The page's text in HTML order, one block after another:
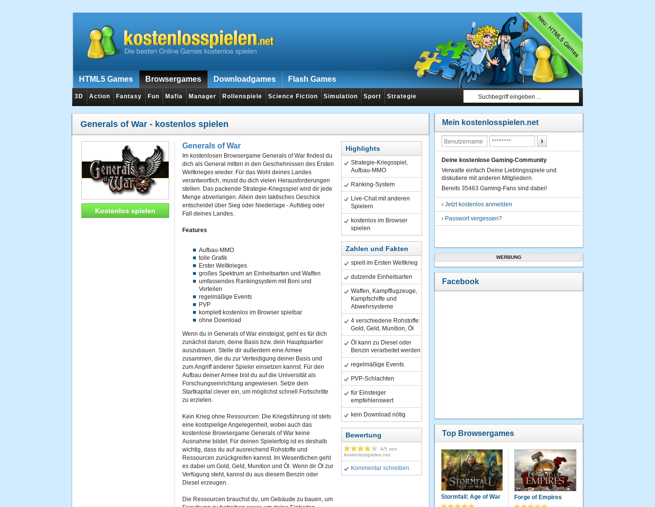
HTML5 Games Browsergames Downloadgames Flash Games
3D Action Fantasy Fun Mafia Manager Rollenspiele Science Fiction Simulation Sport Strategie
Generals of War - kostenlos spielen
Kostenlos spielen
Generals of War
Im kostenlosen Browsergame Generals of War findest du
dich als General mitten in den Geschehnissen des Ersten
Weltkrieges wieder. Für das Wohl deines Landes
verantwortlich, musst du dich vielen Herausforderungen
stellen. Das packende Strategie-Kriegsspiel wird dir jede
Menge abverlangen. Allein dein taktisches Geschick
entscheidet über Sieg oder Niederlage - Aufstieg oder
Fall deines Landes.
Features
Aufbau-MMO
tolle Grafik
Erster Weltkrieges
großes Spektrum an Einheitsarten und Waffen
umfassendes Rankingsystem mit Boni und
Vorteilen
regelmäßige Events
PVP
komplett kostenlos im Browser spielbar
ohne Download
Wenn du in Generals of War einsteigst, geht es für dich
zunächst darum, deine Basis bzw. dein Hauptquartier
auszubauen. Stelle dir außerdem eine Armee
zusammen, die du zur Verteidigung deiner Basis und
zum Angriff anderer Spieler einsetzen kannst. Für den
Aufbau deiner Armee bist du auf die Universität als
Forschungseinrichtung angewiesen. Setze dein
Startkapital clever ein, um möglichst schnell Fortschritte
zu erzielen.
Kein Krieg ohne Ressourcen: Die Kriegsführung ist stets
eine kostspielige Angelegenheit, wobei auch das
kostenlose Browsergame Generals of War keine
Ausnahme bildet. Für deinen Spielerfolg ist es deshalb
wichtig, dass du auf ausreichend Rohstoffe und
Ressourcen zurückgreifen kannst. Im Wesentlichen geht
es dabei um Gold, Geld, Munition und Öl. Wenn dir Öl zur
Verfügung steht, kannst du aus diesem Benzin oder
Diesel erzeugen.
Die Ressourcen brauchst du, um Gebäude zu bauen, um
Highlights
Strategie-Kriegsspiel,
Aufbau-MMO
Ranking-System
Live-Chat mit anderen
Spielern
kostenlos im Browser
spielen
Zahlen und Fakten
spielt im Ersten Weltkrieg
dutzende Einheitsarten
Waffen, Kampfflugzeuge,
Kampfschiffe und
Abwehrsysteme
4 verschiedene Rohstoffe:
Gold, Geld, Munition, Öl
Öl kann zu Diesel oder
Benzin verarbeitet werden
regelmäßige Events
PVP-Schlachten
für Einsteiger
empfehlenswert
kein Download nötig
Bewertung
4/5 von
kostenlosspielen.net
Kommentar schreiben
Mein kostenlosspielen.net
Deine kostenlose Gaming-Community
Verwalte einfach Deine Lieblingsspiele und
diskutiere mit anderen Mitgliedern.
Bereits 35463 Gaming-Fans sind dabei!
› Jetzt kostenlos anmelden
› Passwort vergessen?
WERBUNG
Facebook
Top Browsergames
Stormfall: Age of War Forge of Empires